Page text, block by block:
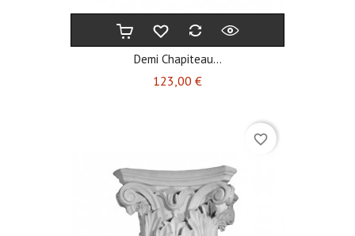
Demi Chapiteau...
123,00 €Prix
favorite_border